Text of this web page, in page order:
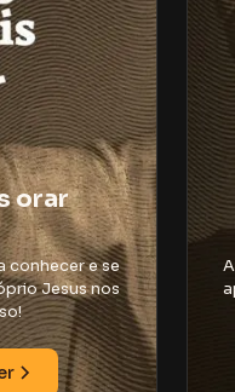
orar
conhecer e se
Jesus nos